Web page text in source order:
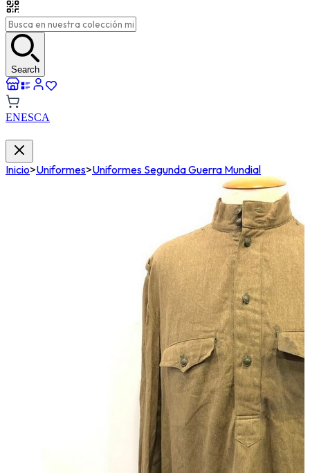
Search
ENESCA
Inicio>Uniformes>Uniformes Segunda Guerra Mundial